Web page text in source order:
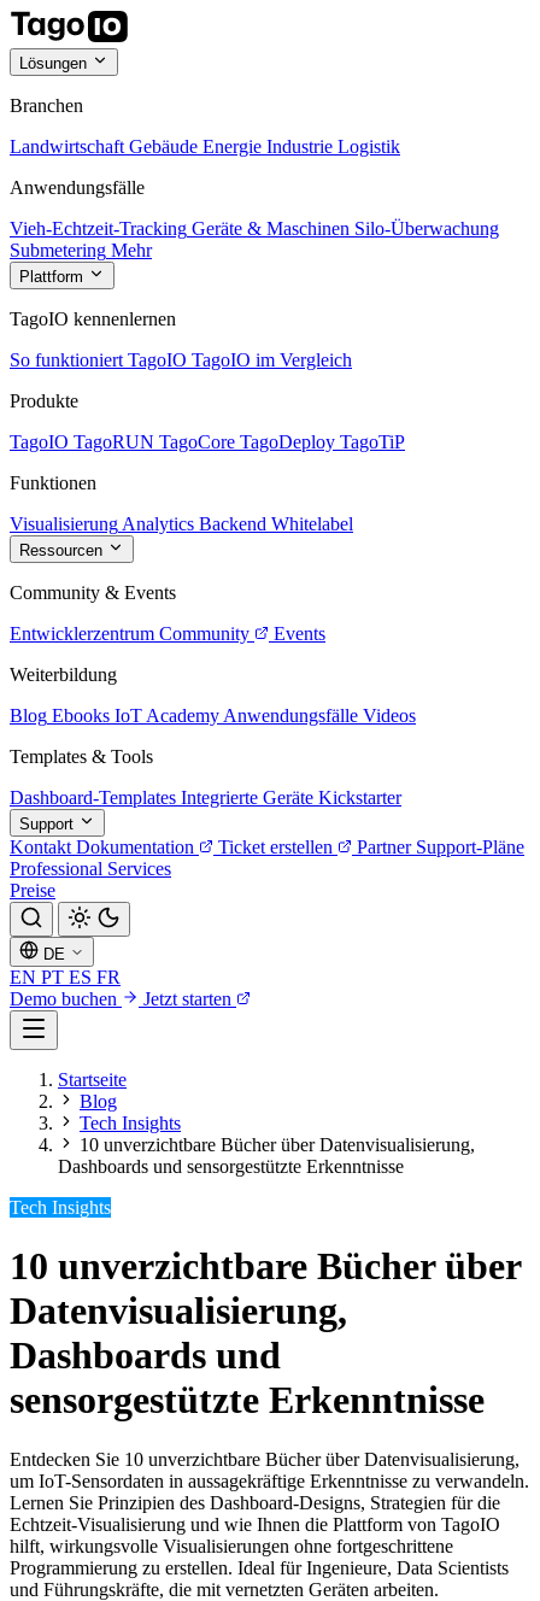
Lösungen
Branchen
Landwirtschaft Gebäude Energie Industrie Logistik
Anwendungsfälle
Vieh-Echtzeit-Tracking Geräte & Maschinen Silo-Überwachung
Submetering Mehr
Plattform
TagoIO kennenlernen
So funktioniert TagoIO TagoIO im Vergleich
Produkte
TagoIO TagoRUN TagoCore TagoDeploy TagoTiP
Funktionen
Visualisierung Analytics Backend Whitelabel
Ressourcen
Community & Events
Entwicklerzentrum Community
Events
Weiterbildung
Blog Ebooks IoT Academy Anwendungsfälle Videos
Templates & Tools
Dashboard-Templates Integrierte Geräte Kickstarter
Support
Kontakt Dokumentation Ticket erstellen Partner Support-Pläne
Professional Services
Preise
DE
EN PT ES FR
Demo buchen
Jetzt starten
Startseite
Blog
Tech Insights
10 unverzichtbare Bücher über Datenvisualisierung,
Dashboards und sensorgestützte Erkenntnisse
Tech Insights
10 unverzichtbare Bücher über
Datenvisualisierung,
Dashboards und
sensorgestützte Erkenntnisse
Entdecken Sie 10 unverzichtbare Bücher über Datenvisualisierung,
um IoT-Sensordaten in aussagekräftige Erkenntnisse zu verwandeln.
Lernen Sie Prinzipien des Dashboard-Designs, Strategien für die
Echtzeit-Visualisierung und wie Ihnen die Plattform von TagoIO
hilft, wirkungsvolle Visualisierungen ohne fortgeschrittene
Programmierung zu erstellen. Ideal für Ingenieure, Data Scientists
und Führungskräfte, die mit vernetzten Geräten arbeiten.